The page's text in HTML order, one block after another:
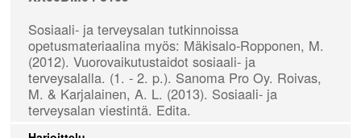
Sosiaali- ja terveysalan tutkinnoissa
opetusmateriaalina myös: Mäkisalo-Ropponen, M.
(2012). Vuorovaikutustaidot sosiaali- ja
terveysalalla. (1. - 2. p.). Sanoma Pro Oy. Roivas,
M. & Karjalainen, A. L. (2013). Sosiaali- ja
terveysalan viestintä. Edita.